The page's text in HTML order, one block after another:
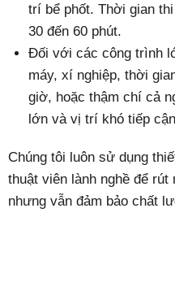
trí bể phốt. Thời gian
30 đến 60 phút.
Đối với các công trình
máy, xí nghiệp, thời
giờ, hoặc thậm chí cả
lớn và vị trí khó tiếp
Chúng tôi luôn sử dụng
thuật viên lành nghề để
nhưng vẫn đảm bảo chất